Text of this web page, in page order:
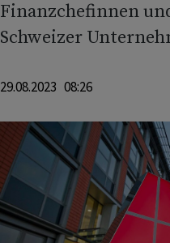
Finanzchefinnen
Schweizer
29.08.2023 08:26